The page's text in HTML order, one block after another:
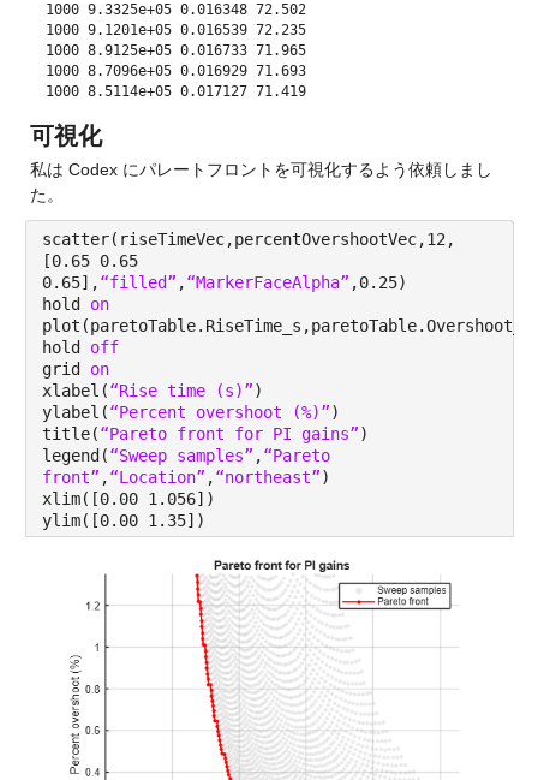
1000 9.3325e+05 0.016348 72.502
1000 9.1201e+05 0.016539 72.235
1000 8.9125e+05 0.016733 71.965
1000 8.7096e+05 0.016929 71.693
1000 8.5114e+05 0.017127 71.419
可視化
私は Codex にパレートフロントを可視化するよう依頼しまし
た。
scatter(riseTimeVec,percentOvershootVec,12,
[0.65 0.65
0.65],“filled” ,“MarkerFaceAlpha” ,0.25)
hold on
hold off
grid on
xlabel(“Rise time (s)”)
ylabel(“Percent overshoot (%)”)
title(“Pareto front for PI gains”)
legend(“Sweep samples” ,“Pareto
front” ,“Location” ,“northeast”)
xlim([0.00 1.056])
ylim([0.00 1.35])